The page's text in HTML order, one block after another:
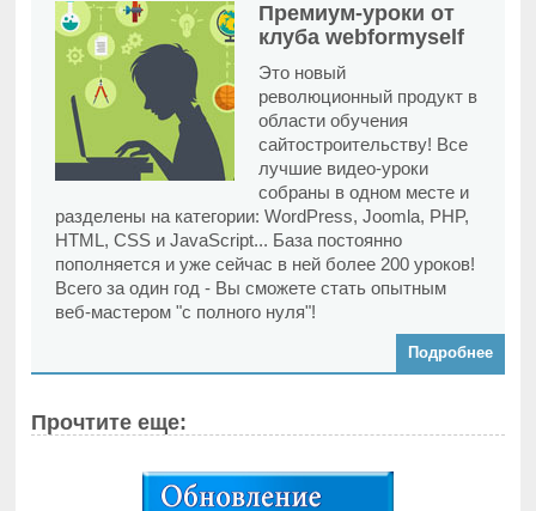
Премиум-уроки от
клуба webformyself
Это новый
революционный продукт в
области обучения
сайтостроительству! Все
лучшие видео-уроки
собраны в одном месте и
разделены на категории: WordPress, Joomla, PHP,
HTML, CSS и JavaScript... База постоянно
пополняется и уже сейчас в ней более 200 уроков!
Всего за один год - Вы сможете стать опытным
веб-мастером "с полного нуля"!
Подробнее
Прочтите еще: